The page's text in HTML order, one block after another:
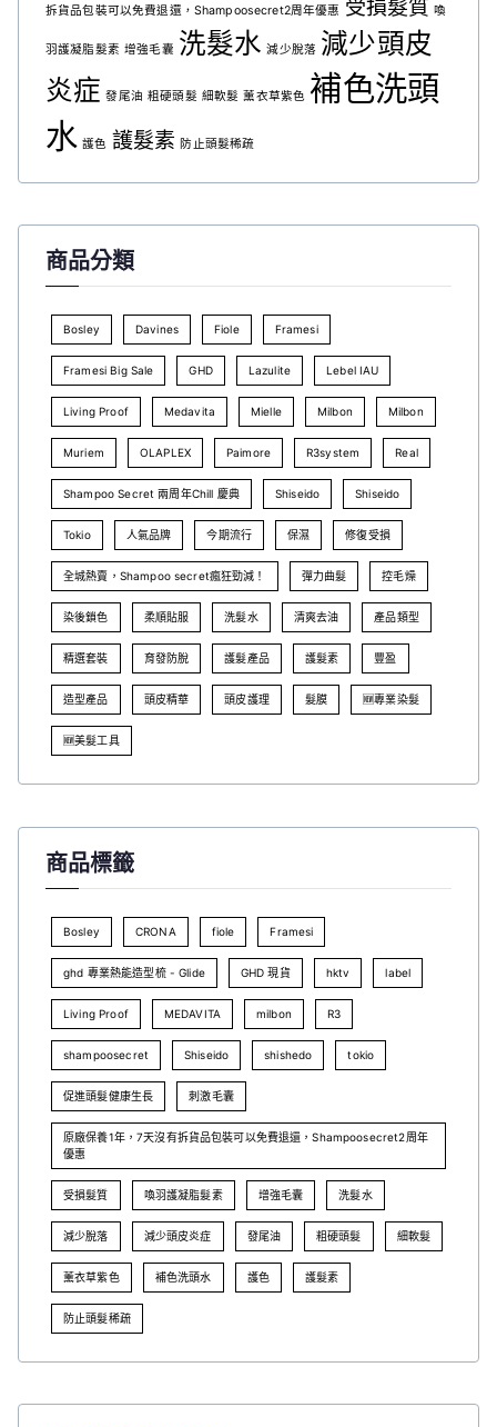
拆貨品包裝可以免費退還，Shampoosecret2周年優惠 受損髮質 喚
羽護凝脂髮素 增強毛囊 洗髮水 減少脫落 減少頭皮
炎症 發尾油 粗硬頭髮 細軟髮 薰衣草紫色 補色洗頭
水 護色 護髮素 防止頭髮稀疏
商品分類
Bosley Davines Fiole Framesi
Framesi Big Sale GHD Lazulite Lebel IAU
Living Proof Medavita Mielle Milbon Milbon
Muriem OLAPLEX Paimore R3system Real
Shampoo Secret 兩周年Chill 慶典 Shiseido Shiseido
Tokio 人氣品牌 今期流行 保濕 修復受損
全城熱賣，Shampoo secret瘋狂勁減！ 彈力曲髮 控毛燥
染後鎖色 柔順貼服 洗髮水 清爽去油 產品類型
精選套裝 育發防脫 護髮產品 護髮素 豐盈
造型產品 頭皮精華 頭皮護理 髮膜 🆕專業染髮
🆕美髮工具
商品標籤
Bosley CRONA fiole Framesi
ghd 專業熱能造型梳 - Glide GHD 現貨 hktv label
Living Proof MEDAVITA milbon R3
shampoosecret Shiseido shishedo tokio
促進頭髮健康生長 刺激毛囊
原廠保養1年，7天沒有拆貨品包裝可以免費退還，Shampoosecret2周年
優惠
受損髮質 喚羽護凝脂髮素 增強毛囊 洗髮水
減少脫落 減少頭皮炎症 發尾油 粗硬頭髮 細軟髮
薰衣草紫色 補色洗頭水 護色 護髮素
防止頭髮稀疏